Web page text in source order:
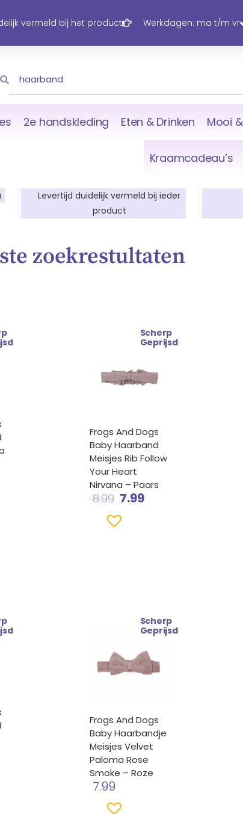
vermeld bij het product Werkdagen: ma t/m vr
2e handskleding Eten & Drinken Mooi
Kraamcadeau’s
Levertijd duidelijk vermeld bij ieder
product
zoekrestultaten
Scherp
Geprijsd
Frogs And Dogs
Baby Haarband
Meisjes Rib Follow
Your Heart
Nirvana – Paars
8.99
Oorspronkelijke
was:
€ 8.99.
7.99
Huidige
is:
€ 7.99.
Scherp
Geprijsd
Frogs And Dogs
Baby Haarbandje
Meisjes Velvet
Paloma Rose
Smoke – Roze
7.99